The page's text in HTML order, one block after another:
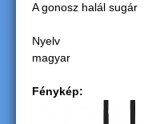
e
n
A gonosz halál sugár
Nyelv
magyar
Fénykép: